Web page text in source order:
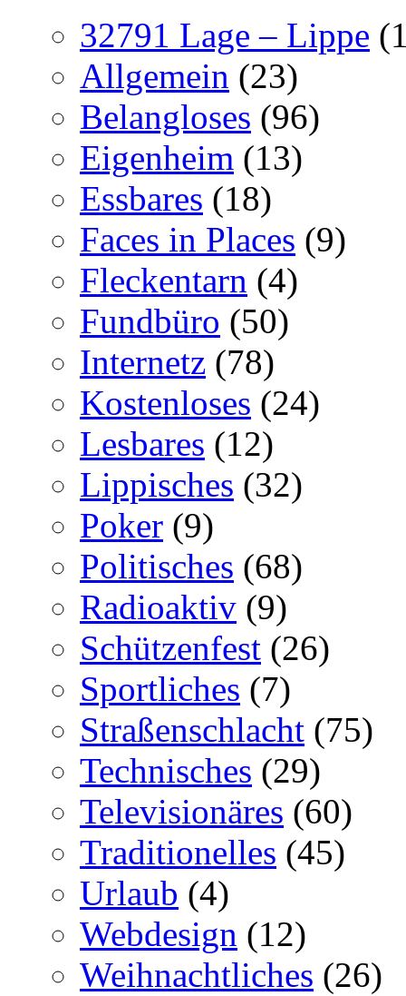
32791 Lage – Lippe
Allgemein (23)
Belangloses (96)
Eigenheim (13)
Essbares (18)
Faces in Places (9)
Fleckentarn (4)
Fundbüro (50)
Internetz (78)
Kostenloses (24)
Lesbares (12)
Lippisches (32)
Poker (9)
Politisches (68)
Radioaktiv (9)
Schützenfest (26)
Sportliches (7)
Straßenschlacht (75)
Technisches (29)
Televisionäres (60)
Traditionelles (45)
Urlaub (4)
Webdesign (12)
Weihnachtliches (26)